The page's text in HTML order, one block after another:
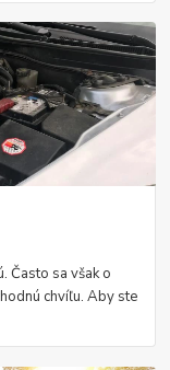
Často sa však o
chvíľu. Aby ste